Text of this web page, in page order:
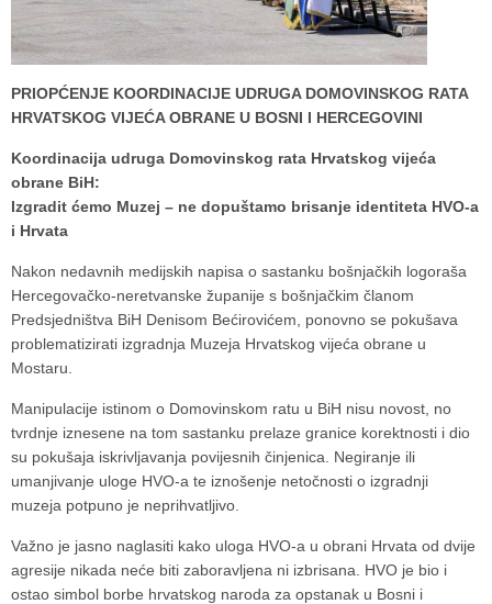
PRIOPĆENJE KOORDINACIJE UDRUGA DOMOVINSKOG RATA
HRVATSKOG VIJEĆA OBRANE U BOSNI I HERCEGOVINI
Koordinacija udruga Domovinskog rata Hrvatskog vijeća
obrane BiH:
Izgradit ćemo Muzej – ne dopuštamo brisanje identiteta HVO-a
i Hrvata
Nakon nedavnih medijskih napisa o sastanku bošnjačkih logoraša
Hercegovačko-neretvanske županije s bošnjačkim članom
Predsjedništva BiH Denisom Bećirovićem, ponovno se pokušava
problematizirati izgradnja Muzeja Hrvatskog vijeća obrane u
Mostaru.
Manipulacije istinom o Domovinskom ratu u BiH nisu novost, no
tvrdnje iznesene na tom sastanku prelaze granice korektnosti i dio
su pokušaja iskrivljavanja povijesnih činjenica. Negiranje ili
umanjivanje uloge HVO-a te iznošenje netočnosti o izgradnji
muzeja potpuno je neprihvatljivo.
Važno je jasno naglasiti kako uloga HVO-a u obrani Hrvata od dvije
agresije nikada neće biti zaboravljena ni izbrisana. HVO je bio i
ostao simbol borbe hrvatskog naroda za opstanak u Bosni i